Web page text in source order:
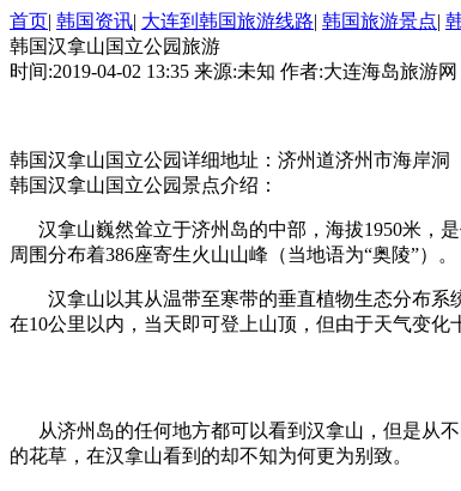
首页| 韩国资讯| 大连到韩国旅游线路| 韩国旅游景点|
韩国汉拿山国立公园旅游
时间:2019-04-02 13:35 来源:未知 作者:大连海岛旅游
韩国汉拿山国立公园详细地址：济州道济州市海岸洞
韩国汉拿山国立公园景点介绍：
汉拿山巍然耸立于济州岛的中部，海拔1950米，是
周围分布着386座寄生火山山峰（当地语为“奥陵”）。
汉拿山以其从温带至寒带的垂直植物生态分布系统
在10公里以内，当天即可登上山顶，但由于天气变化
从济州岛的任何地方都可以看到汉拿山，但是从不
的花草，在汉拿山看到的却不知为何更为别致。